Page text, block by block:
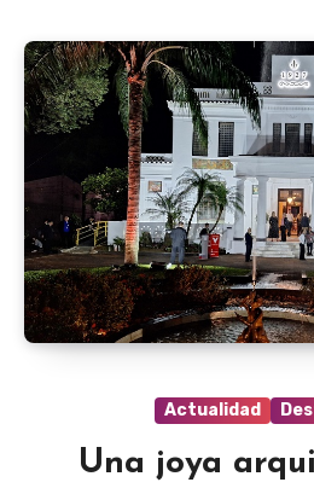
Actualidad
Una joya